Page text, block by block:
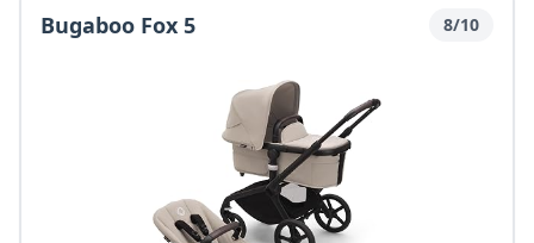
Bugaboo Fox 5 8/10